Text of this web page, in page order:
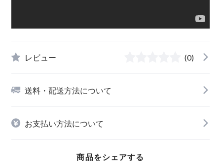
レビュー (0)
送料・配送方法について
お支払い方法について
商品をシェアする